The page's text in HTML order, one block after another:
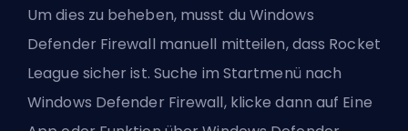
Um dies zu beheben, musst du Windows
Defender Firewall manuell mitteilen, dass Rocket
League sicher ist. Suche im Startmenü nach
Windows Defender Firewall, klicke dann auf Eine